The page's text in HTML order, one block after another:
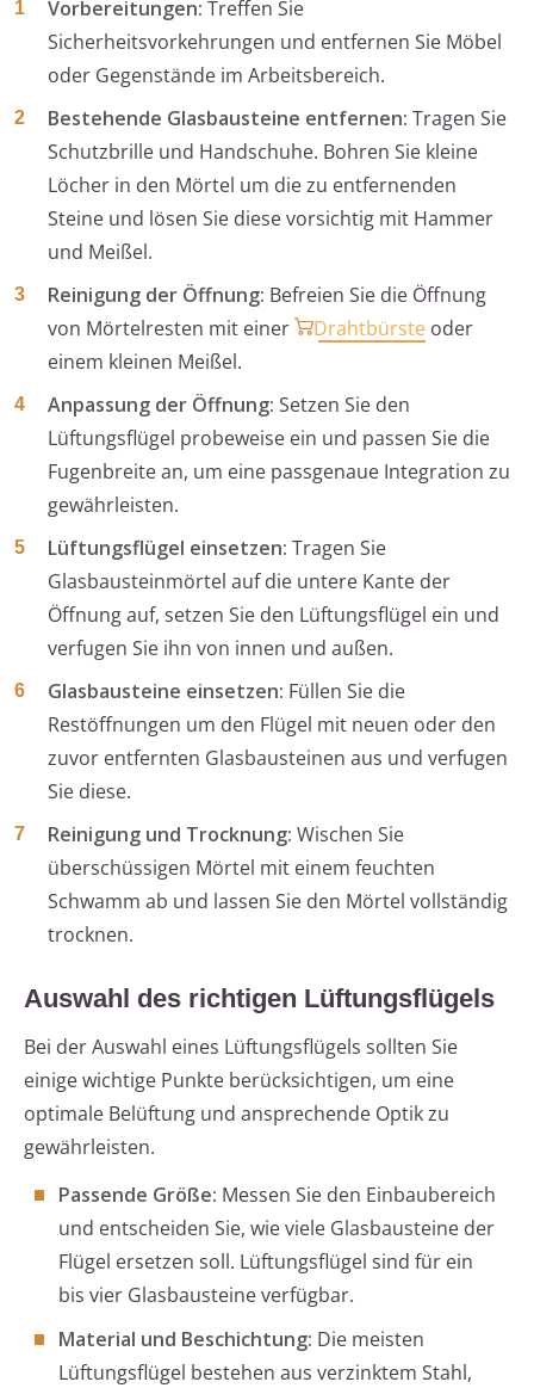
Vorbereitungen: Treffen Sie
Sicherheitsvorkehrungen und entfernen Sie Möbel
oder Gegenstände im Arbeitsbereich.
Bestehende Glasbausteine entfernen: Tragen Sie
Schutzbrille und Handschuhe. Bohren Sie kleine
Löcher in den Mörtel um die zu entfernenden
Steine und lösen Sie diese vorsichtig mit Hammer
und Meißel.
Reinigung der Öffnung: Befreien Sie die Öffnung
von Mörtelresten mit einer
Drahtbürste oder
einem kleinen Meißel.
Anpassung der Öffnung: Setzen Sie den
Lüftungsflügel probeweise ein und passen Sie die
Fugenbreite an, um eine passgenaue Integration zu
gewährleisten.
Lüftungsflügel einsetzen: Tragen Sie
Glasbausteinmörtel auf die untere Kante der
Öffnung auf, setzen Sie den Lüftungsflügel ein und
verfugen Sie ihn von innen und außen.
Glasbausteine einsetzen: Füllen Sie die
Restöffnungen um den Flügel mit neuen oder den
zuvor entfernten Glasbausteinen aus und verfugen
Sie diese.
Reinigung und Trocknung: Wischen Sie
überschüssigen Mörtel mit einem feuchten
Schwamm ab und lassen Sie den Mörtel vollständig
trocknen.
Auswahl des richtigen Lüftungsflügels
Bei der Auswahl eines Lüftungsflügels sollten Sie
einige wichtige Punkte berücksichtigen, um eine
optimale Belüftung und ansprechende Optik zu
gewährleisten.
Passende Größe: Messen Sie den Einbaubereich
und entscheiden Sie, wie viele Glasbausteine der
Flügel ersetzen soll. Lüftungsflügel sind für ein
bis vier Glasbausteine verfügbar.
Material und Beschichtung: Die meisten
Lüftungsflügel bestehen aus verzinktem Stahl,